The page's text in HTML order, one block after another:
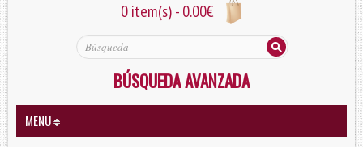
0 item(s) - 0.00€
BÚSQUEDA AVANZADA
MENU